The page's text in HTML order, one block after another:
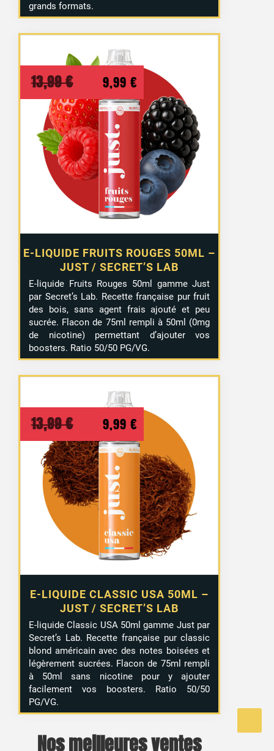
grands formats.
E-LIQUIDE FRUITS ROUGES 50ML –
JUST / SECRET’S LAB
13,99€
Le
prix
initial
était :
13,99 €.
9,99 €
prix
actuel
est :
9,99 €.
E-liquide Fruits Rouges 50ml gamme Just
par Secret’s Lab. Recette française pur fruit
des bois, sans agent frais ajouté et peu
sucrée. Flacon de 75ml rempli à 50ml (0mg
de nicotine) permettant d’ajouter vos
boosters. Ratio 50/50 PG/VG.
E-LIQUIDE CLASSIC USA 50ML –
JUST / SECRET’S LAB
13,99€
Le
prix
initial
était :
13,99 €.
9,99 €
prix
actuel
est :
9,99 €.
E-liquide Classic USA 50ml gamme Just par
Secret’s Lab. Recette française pur classic
blond américain avec des notes boisées et
légèrement sucrées. Flacon de 75ml rempli
à 50ml sans nicotine pour y ajouter
facilement vos boosters. Ratio 50/50
PG/VG.
Nos meilleures ventes